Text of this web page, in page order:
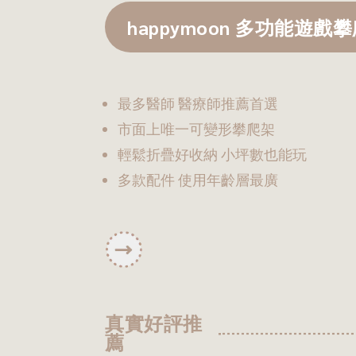
happymoon 多功能遊戲
最多醫師 醫療師推薦首選
市面上唯一可變形攀爬架
輕鬆折疊好收納 小坪數也能玩
多款配件 使用年齡層最廣
真實好評推
薦